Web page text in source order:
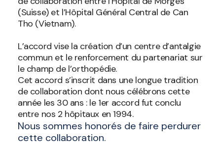
(Suisse) et l’Hôpital Général Central de Can
Tho (Vietnam).
L’accord vise la création d’un centre d’antalgie
commun et le renforcement du partenariat sur
le champ de l’orthopédie.
Cet accord s’inscrit dans une longue tradition
de collaboration dont nous célébrons cette
année les 30 ans : le 1er accord fut conclu
entre nos 2 hôpitaux en 1994.
Nous sommes honorés de faire perdurer
cette collaboration.